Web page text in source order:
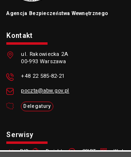
Agencja Bezpieczeństwa Wewnętrznego
Kontakt
ul. Rakowiecka 2A
00-993 Warszawa
+48 22 585-82-21
poczta@abw.gov.pl
Delegatury
Serwisy
BIP Projekty CSIRT